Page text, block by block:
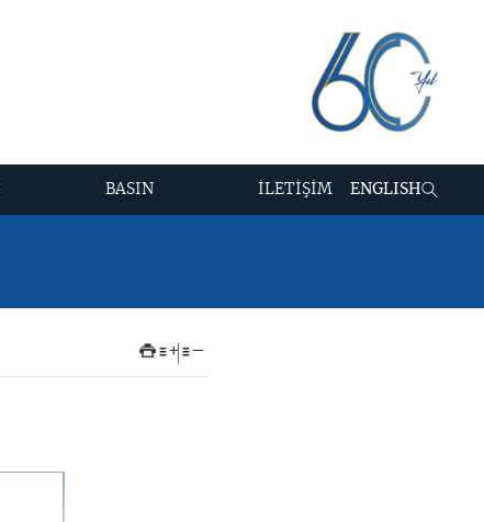
BASIN İLETİŞİM ENGLISH
+ –